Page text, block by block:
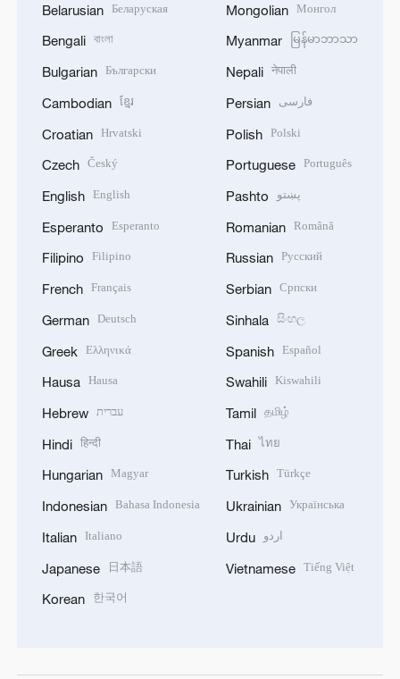
Belarusian Беларуская
Bengali বাংলা
Bulgarian Български
Cambodian ខ្មែរ
Croatian Hrvatski
Czech Český
English English
Esperanto Esperanto
Filipino Filipino
French Français
German Deutsch
Greek Ελληνικά
Hausa Hausa
Hebrew עברית
Hindi हिन्दी
Hungarian Magyar
Indonesian Bahasa Indonesia
Italian Italiano
Japanese 日本語
Korean 한국어
Mongolian Монгол
Myanmar မြန်မာဘာသာ
Nepali नेपाली
Persian فارسی
Polish Polski
Portuguese Português
Pashto پښتو
Romanian Română
Russian Русский
Serbian Српски
Sinhala සිංහල
Spanish Español
Swahili Kiswahili
Tamil தமிழ்
Thai ไทย
Turkish Türkçe
Ukrainian Українська
Urdu اردو
Vietnamese Tiếng Việt